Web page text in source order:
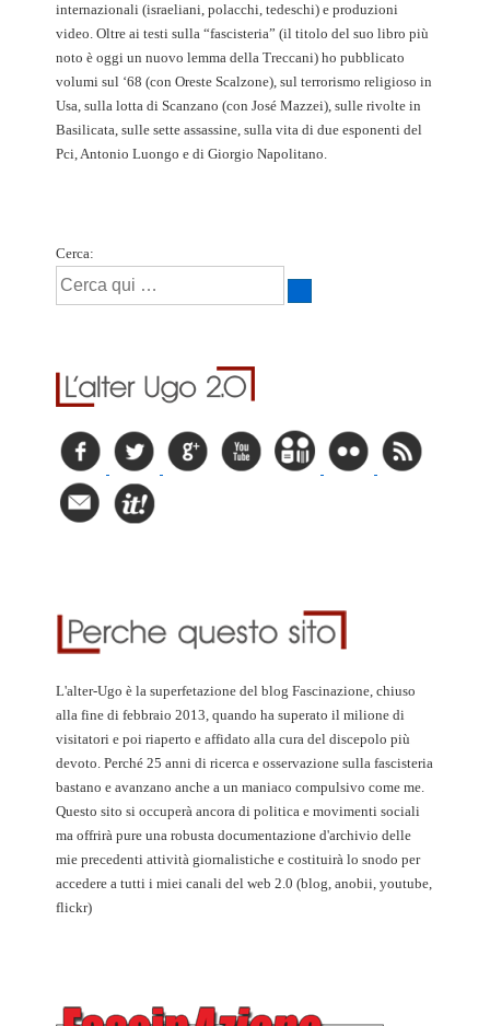
internazionali (israeliani, polacchi, tedeschi) e produzioni
video. Oltre ai testi sulla “fascisteria” (il titolo del suo libro più
noto è oggi un nuovo lemma della Treccani) ho pubblicato
volumi sul ‘68 (con Oreste Scalzone), sul terrorismo religioso in
Usa, sulla lotta di Scanzano (con José Mazzei), sulle rivolte in
Basilicata, sulle sette assassine, sulla vita di due esponenti del
Pci, Antonio Luongo e di Giorgio Napolitano.
Cerca:
L'alter-Ugo è la superfetazione del blog Fascinazione, chiuso
alla fine di febbraio 2013, quando ha superato il milione di
visitatori e poi riaperto e affidato alla cura del discepolo più
devoto. Perché 25 anni di ricerca e osservazione sulla fascisteria
bastano e avanzano anche a un maniaco compulsivo come me.
Questo sito si occuperà ancora di politica e movimenti sociali
ma offrirà pure una robusta documentazione d'archivio delle
mie precedenti attività giornalistiche e costituirà lo snodo per
accedere a tutti i miei canali del web 2.0 (blog, anobii, youtube,
flickr)